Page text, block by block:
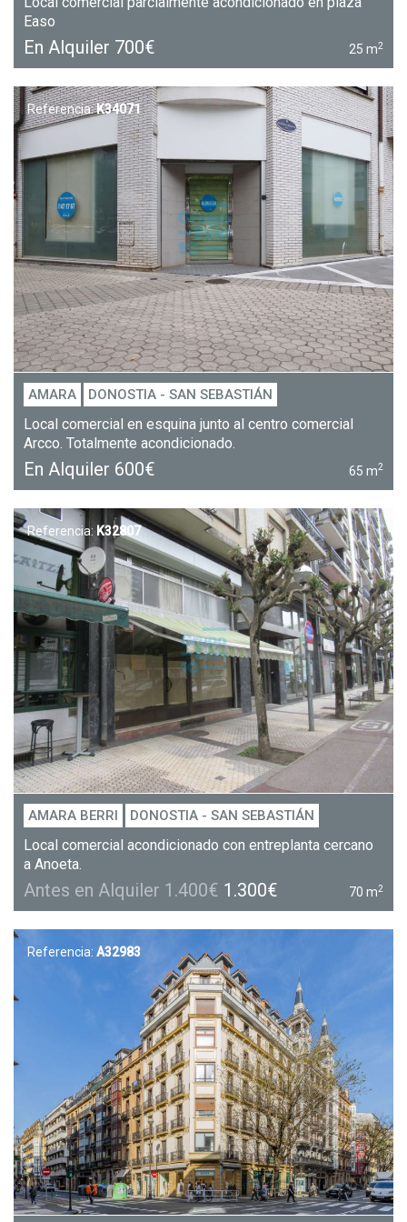
Easo
En Alquiler 700€ 25 m2
Referencia:K34071
AMARA DONOSTIA - SAN SEBASTIÁN
Local comercial en esquina junto al centro comercial
Arcco. Totalmente acondicionado.
En Alquiler 600€ 65 m2
Referencia:K32807
AMARA BERRI DONOSTIA - SAN SEBASTIÁN
Local comercial acondicionado con entreplanta cercano
a Anoeta.
Antes en Alquiler 1.400€ 1.300€ 70 m2
Referencia: A32983